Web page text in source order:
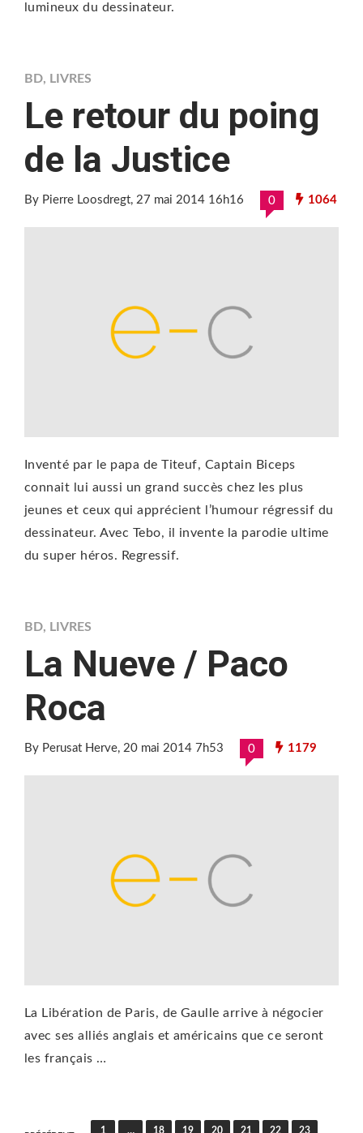
lumineux du dessinateur.
BD, LIVRES
Le retour du poing
de la Justice
By Pierre Loosdregt, 27 mai 2014 16h16 0 1064
Inventé par le papa de Titeuf, Captain Biceps
connait lui aussi un grand succès chez les plus
jeunes et ceux qui apprécient l’humour régressif du
dessinateur. Avec Tebo, il invente la parodie ultime
du super héros. Regressif.
BD, LIVRES
La Nueve / Paco
Roca
By Perusat Herve, 20 mai 2014 7h53 0 1179
La Libération de Paris, de Gaulle arrive à négocier
avec ses alliés anglais et américains que ce seront
les français …
1 … 18 19 20 21 22 23